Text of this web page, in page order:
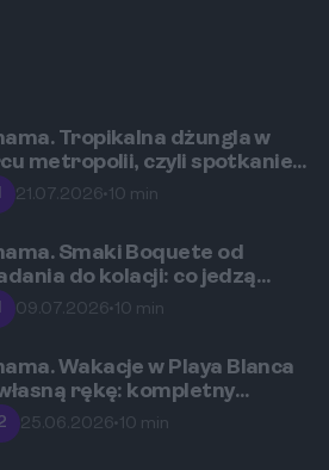
Tropikalna dżungla w
metropolii, czyli spotkanie z
przyrodą w granicach
City
21.07.2026• 10 min
Smaki Boquete od
do kolacji: co jedzą
górskiego
09.07.2026• 10 min
Wakacje w Playa Blanca
rękę: kompletny
25.06.2026• 10 min